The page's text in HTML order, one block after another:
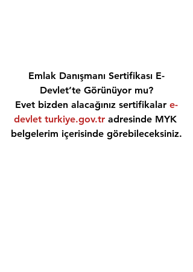
Emlak Danışmanı Sertifikası E-
Devlet’te Görünüyor mu?
Evet bizden alacağınız sertifikalar e-
devlet turkiye.gov.tr adresinde MYK
belgelerim içerisinde görebileceksiniz.